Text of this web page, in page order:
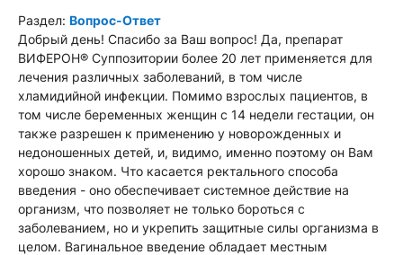
Раздел: Вопрос-Ответ
Добрый день! Спасибо за Ваш вопрос! Да, препарат
ВИФЕРОН® Суппозитории более 20 лет применяется для
лечения различных заболеваний, в том числе
хламидийной инфекции. Помимо взрослых пациентов, в
том числе беременных женщин с 14 недели гестации, он
также разрешен к применению у новорожденных и
недоношенных детей, и, видимо, именно поэтому он Вам
хорошо знаком. Что касается ректального способа
введения - оно обеспечивает системное действие на
организм, что позволяет не только бороться с
заболеванием, но и укрепить защитные силы организма в
целом. Вагинальное введение обладает местным